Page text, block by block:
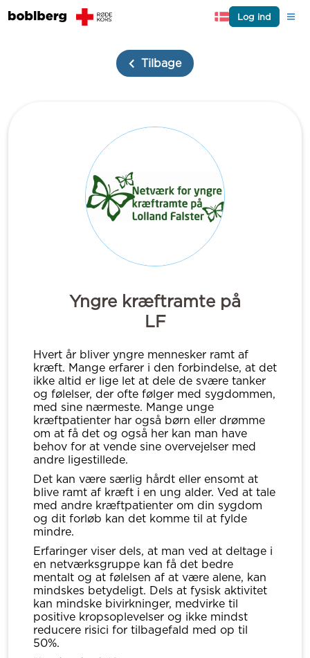
Log ind
Tilbage
Yngre kræftramte på
LF
Hvert år bliver yngre mennesker ramt af
kræft. Mange erfarer i den forbindelse, at det
ikke altid er lige let at dele de svære tanker
og følelser, der ofte følger med sygdommen,
med sine nærmeste. Mange unge
kræftpatienter har også børn eller drømme
om at få det og også her kan man have
behov for at vende sine overvejelser med
andre ligestillede.
Det kan være særlig hårdt eller ensomt at
blive ramt af kræft i en ung alder. Ved at tale
med andre kræftpatienter om din sygdom
og dit forløb kan det komme til at fylde
mindre.
Erfaringer viser dels, at man ved at deltage i
en netværksgruppe kan få det bedre
mentalt og at følelsen af at være alene, kan
mindskes betydeligt. Dels at fysisk aktivitet
kan mindske bivirkninger, medvirke til
positive kropsoplevelser og ikke mindst
reducere risici for tilbagefald med op til
50%.